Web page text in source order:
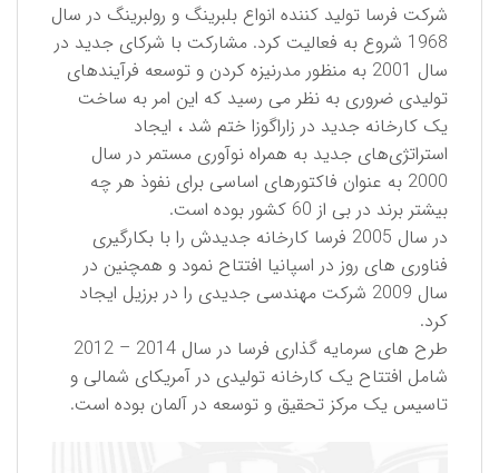
شرکت فرسا تولید کننده انواع بلبرینگ و رولبرینگ در سال
1968 شروع به فعالیت کرد. مشارکت با شرکای جدید در
سال 2001 به منظور مدرنیزه کردن و توسعه فرآیندهای
تولیدی ضروری به نظر می رسید که این امر به ساخت
یک کارخانه جدید در زاراگوزا ختم شد ، ایجاد
استراتژی‌های جدید به همراه نوآوری مستمر در سال
2000 به عنوان فاکتورهای اساسی برای نفوذ هر چه
بیشتر برند در بی از 60 کشور بوده است.
در سال 2005 فرسا کارخانه جدیدش را با بکارگیری
فناوری های روز در اسپانیا افتتاح نمود و همچنین در
سال 2009 شركت مهندسی جدیدی را در برزیل ایجاد
کرد.
طرح های سرمایه گذاری فرسا در سال 2014 – 2012
شامل افتتاح یک کارخانه تولیدی در آمریکای شمالی و
تاسیس یک مرکز تحقیق و توسعه در آلمان بوده است.